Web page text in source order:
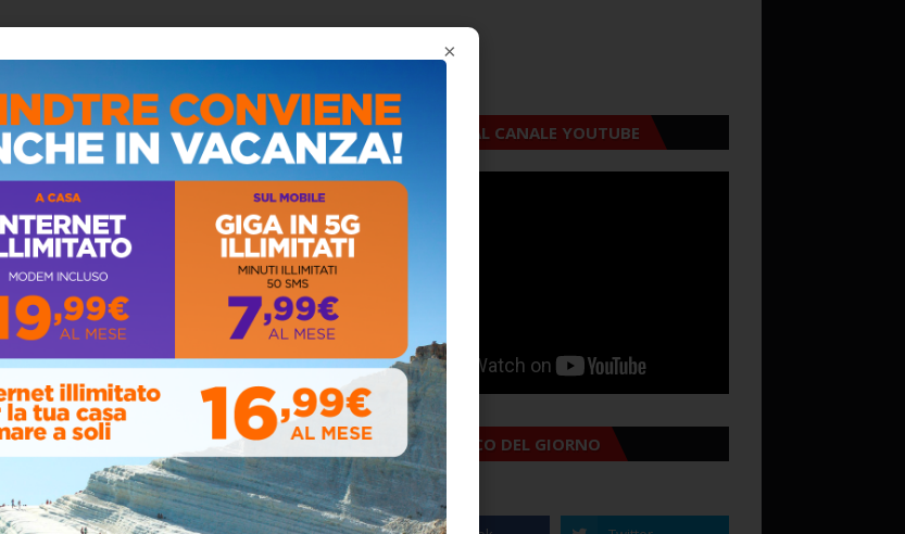
×
ISCRIVITI AL CANALE YOUTUBE
ALMANACCO DEL GIORNO